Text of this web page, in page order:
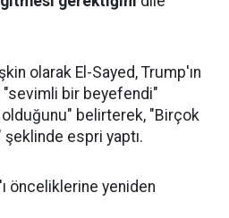
olarak El-Sayed, Trump'ın
bir beyefendi"
belirterek, "Birçok
espri yaptı.
önceliklerine yeniden